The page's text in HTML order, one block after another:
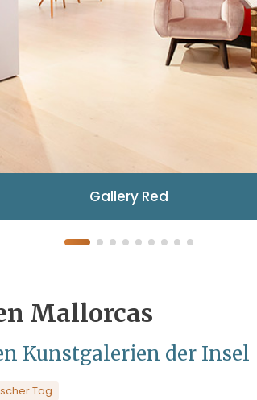
Gallery Red
Mallorcas
Kunstgalerien der Insel
Tag